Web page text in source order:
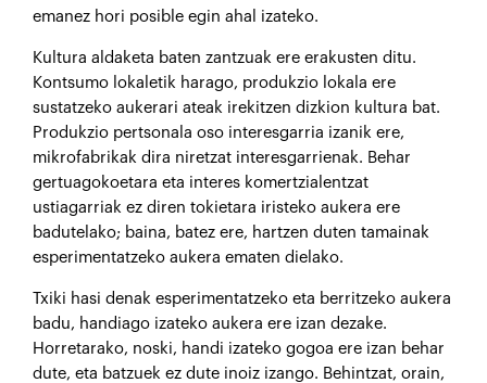
emanez hori posible egin ahal izateko.
Kultura aldaketa baten zantzuak ere erakusten ditu.
Kontsumo lokaletik harago, produkzio lokala ere
sustatzeko aukerari ateak irekitzen dizkion kultura bat.
Produkzio pertsonala oso interesgarria izanik ere,
mikrofabrikak dira niretzat interesgarrienak. Behar
gertuagokoetara eta interes komertzialentzat
ustiagarriak ez diren tokietara iristeko aukera ere
badutelako; baina, batez ere, hartzen duten tamainak
esperimentatzeko aukera ematen dielako.
Txiki hasi denak esperimentatzeko eta berritzeko aukera
badu, handiago izateko aukera ere izan dezake.
Horretarako, noski, handi izateko gogoa ere izan behar
dute, eta batzuek ez dute inoiz izango. Behintzat, orain,